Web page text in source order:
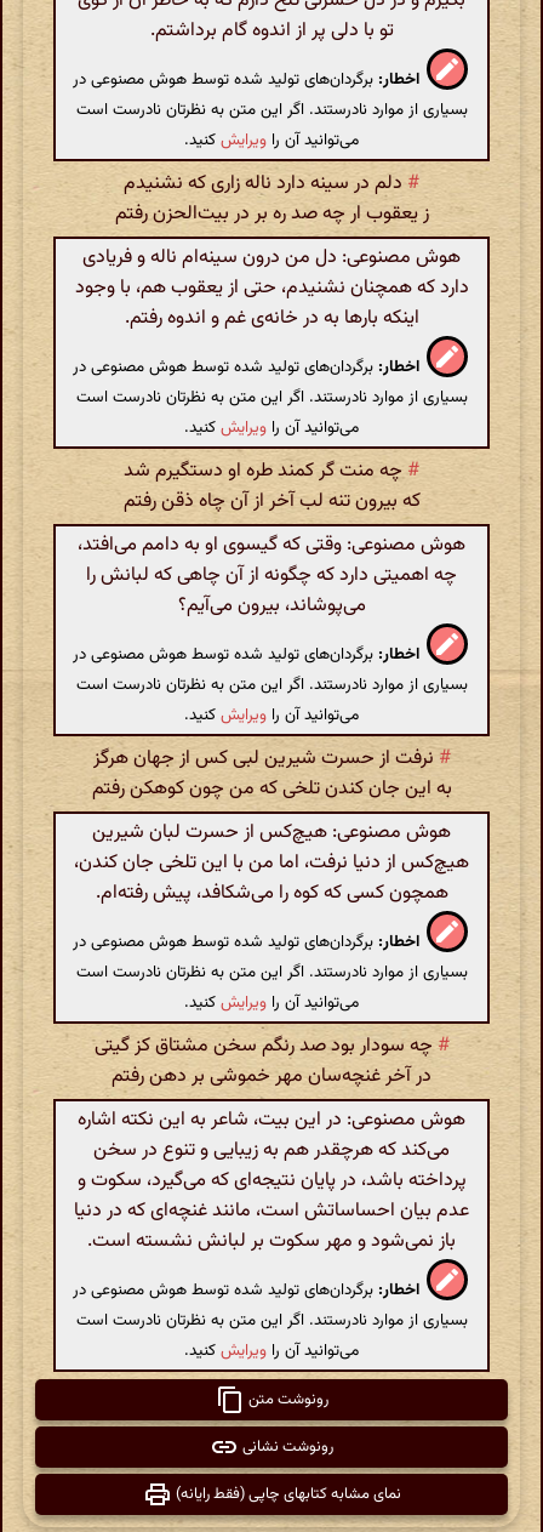
تو با دلی پر از اندوه گام برداشتم.
اخطار: برگردان‌های تولید شده توسط هوش مصنوعی در
بسیاری از موارد نادرستند. اگر این متن به نظرتان نادرست است
می‌توانید آن را ویرایشکنید.
# دلم در سینه دارد ناله زاری که نشنیدم
ز یعقوب ار چه صد ره بر در بیت‌الحزن رفتم
هوش مصنوعی: دل من درون سینه‌ام ناله و فریادی
دارد که همچنان نشنیدم، حتی از یعقوب هم، با وجود
اینکه بارها به در خانه‌ی غم و اندوه رفتم.
اخطار: برگردان‌های تولید شده توسط هوش مصنوعی در
بسیاری از موارد نادرستند. اگر این متن به نظرتان نادرست است
می‌توانید آن را ویرایشکنید.
#چه منت گر کمند طره او دستگیرم شد
که بیرون تنه لب آخر از آن چاه ذقن رفتم
هوش مصنوعی: وقتی که گیسوی او به دامم می‌افتد،
چه اهمیتی دارد که چگونه از آن چاهی که لبانش را
می‌پوشاند، بیرون می‌آیم؟
اخطار: برگردان‌های تولید شده توسط هوش مصنوعی در
بسیاری از موارد نادرستند. اگر این متن به نظرتان نادرست است
می‌توانید آن را ویرایشکنید.
#نرفت از حسرت شیرین لبی کس از جهان هرگز
به این جان کندن تلخی که من چون کوهکن رفتم
هوش مصنوعی: هیچ‌کس از حسرت لبان شیرین
هیچ‌کس از دنیا نرفت، اما من با این تلخی جان کندن،
همچون کسی که کوه را می‌شکافد، پیش رفته‌ام.
اخطار: برگردان‌های تولید شده توسط هوش مصنوعی در
بسیاری از موارد نادرستند. اگر این متن به نظرتان نادرست است
می‌توانید آن را ویرایشکنید.
# چه سودار بود صد رنگم سخن مشتاق کز گیتی
در آخر غنچه‌سان مهر خموشی بر دهن رفتم
هوش مصنوعی: در این بیت، شاعر به این نکته اشاره
می‌کند که هرچقدر هم به زیبایی و تنوع در سخن
پرداخته باشد، در پایان نتیجه‌ای که می‌گیرد، سکوت و
عدم بیان احساساتش است، مانند غنچه‌ای که در دنیا
باز نمی‌شود و مهر سکوت بر لبانش نشسته است.
اخطار: برگردان‌های تولید شده توسط هوش مصنوعی در
بسیاری از موارد نادرستند. اگر این متن به نظرتان نادرست است
می‌توانید آن را ویرایشکنید.
رونوشت متن
رونوشت نشانی
نمای مشابه کتابهای چاپی (فقط رایانه)